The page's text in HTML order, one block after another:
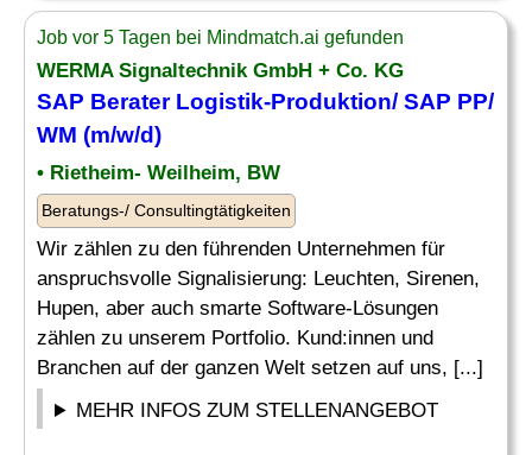
Job vor 5 Tagen bei Mindmatch.ai gefunden
WERMA Signaltechnik GmbH + Co. KG
SAP BeraterLogistik-Produktion/ SAP PP/
WM (m/w/d)
• Rietheim- Weilheim, BW
Beratungs-/ Consultingtätigkeiten
Wir zählen zu den führenden Unternehmen für
anspruchsvolle Signalisierung: Leuchten, Sirenen,
Hupen, aber auch smarte Software-Lösungen
zählen zu unserem Portfolio. Kund:innen und
Branchen auf der ganzen Welt setzen auf uns, [...]
MEHR INFOS ZUM STELLENANGEBOT